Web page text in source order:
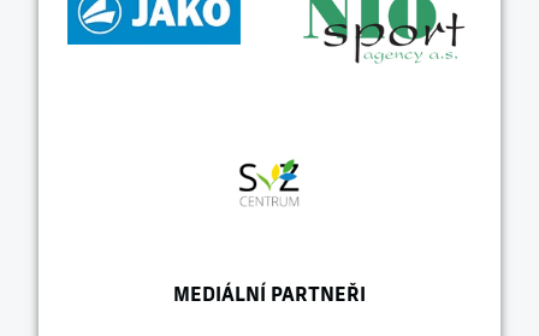
MEDIÁLNÍ PARTNEŘI